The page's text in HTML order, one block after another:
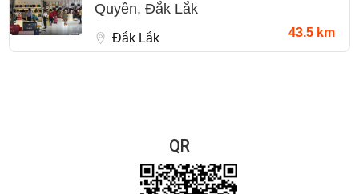
Quyền, Đắk Lắk
Đắk Lắk 43.5 km
QR